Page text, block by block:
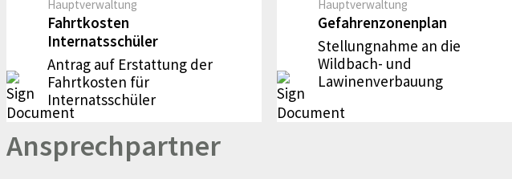
Hauptverwaltung
Fahrtkosten
Internatsschüler
Antrag auf Erstattung der
Fahrtkosten für
Internatsschüler
Hauptverwaltung
Gefahrenzonenplan
Stellungnahme an die
Wildbach- und
Lawinenverbauung
Ansprechpartner